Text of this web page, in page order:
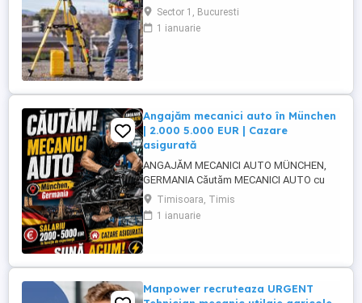
unicul dealer Trimble pentru sisteme de
ghidare automata a utilajelor de
constructii si topografie de santier, pe
Sector 1, Bucuresti
1 ianuarie
Angajăm mecanici auto în München
| 2.000 5.000 EUR | Cazare
asigurată
ANGAJĂM MECANICI AUTO MÜNCHEN,
GERMANIA Căutăm MECANICI AUTO cu
experiență pentru activitate în München,
Germania. SALARIU: între 2.000 și 5.000
EUR, în funcție de experiență și nivelul de
experiență în domeniul mecanicii ...
Timisoara, Timis
1 ianuarie
Manpower recruteaza URGENT